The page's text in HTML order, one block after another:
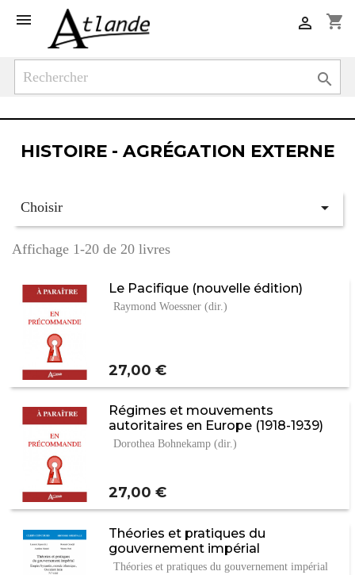
 shopping_cart


HISTOIRE - AGRÉGATION EXTERNE
Choisir 
Affichage 1-20 de 20 livres
Le Pacifique (nouvelle édition)
Raymond Woessner (dir.)
Prix
27,00 €
Régimes et mouvements
autoritaires en Europe (1918-1939)
Dorothea Bohnekamp (dir.)
Prix
27,00 €
Théories et pratiques du
gouvernement impérial
Théories et pratiques du gouvernement impérial